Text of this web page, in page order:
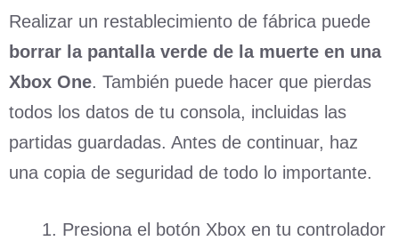
Realizar un restablecimiento de fábrica puede
borrar la pantalla verde de la muerte en una
Xbox One. También puede hacer que pierdas
todos los datos de tu consola, incluidas las
partidas guardadas. Antes de continuar, haz
una copia de seguridad de todo lo importante.
Presiona el botón Xbox en tu controlador